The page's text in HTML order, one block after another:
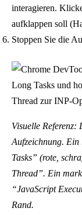
interagieren.
aufklappen soll
Stoppen Sie die
Visuelle Referenz:
Aufzeichnung.
Tasks” (rote,
Thread”. Ein
“JavaScript
Rand.